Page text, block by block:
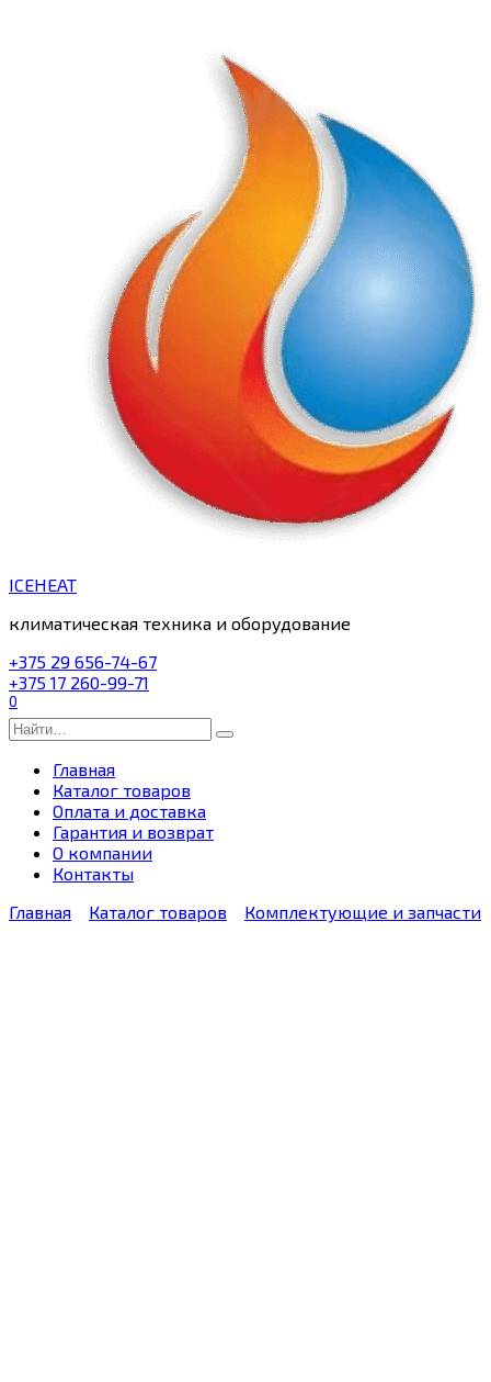
ICEHEAT
климатическая техника и оборудование
+375 29 656-74-67
+375 17 260-99-71
0
Search
for:
Главная
Каталог товаров
Оплата и доставка
Гарантия и возврат
О компании
Контакты
Главная
Каталог товаров Комплектующие и запчасти